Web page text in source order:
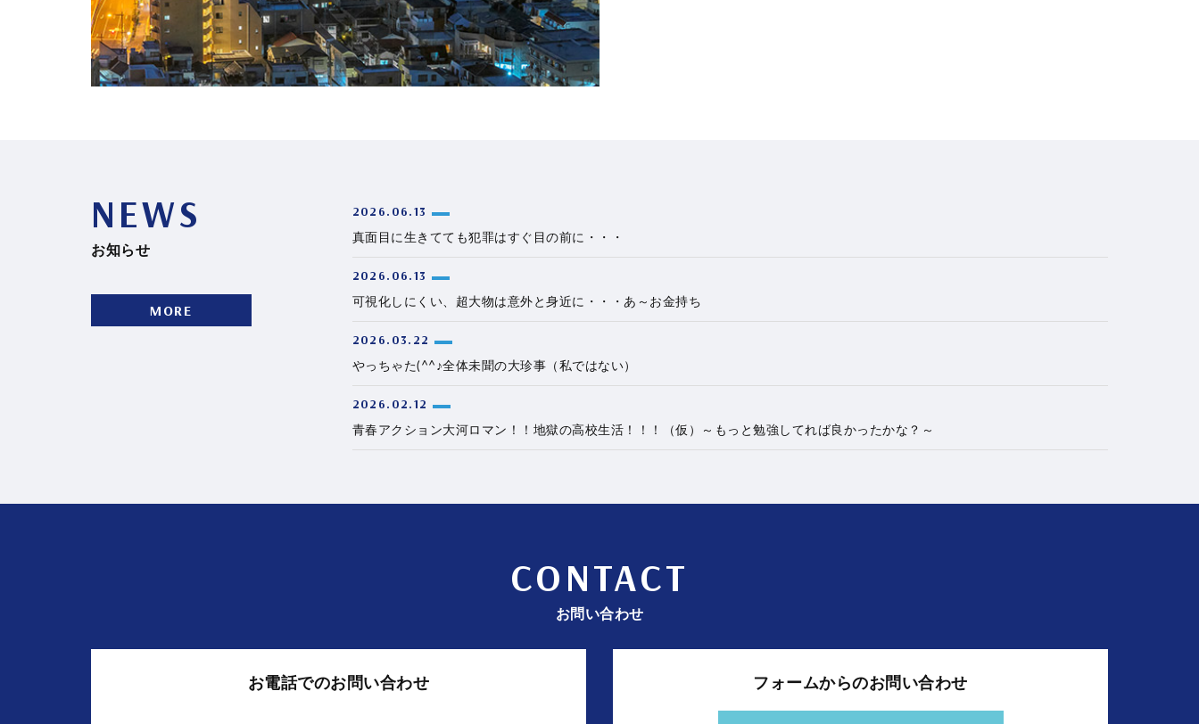
NEWS
お知らせ
MORE
2026.06.13
真面目に生きてても犯罪はすぐ目の前に・・・
2026.06.13
可視化しにくい、超大物は意外と身近に・・・あ～お金持ち
2026.03.22
やっちゃた(^^♪全体未聞の大珍事（私ではない）
2026.02.12
青春アクション大河ロマン！！地獄の高校生活！！！（仮）～もっと勉強してれば良かったかな？～
CONTACT
お問い合わせ
お電話でのお問い合わせ フォームからのお問い合わせ